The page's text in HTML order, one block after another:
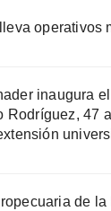
operativos
inaugura
Rodríguez, 47
de